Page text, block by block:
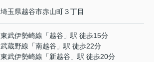
埼玉県越谷市赤山町３丁目
東武伊勢崎線 「越谷 」駅 徒歩15分
武蔵野線 「南越谷 」駅 徒歩22分
東武伊勢崎線 「新越谷 」駅 徒歩20分